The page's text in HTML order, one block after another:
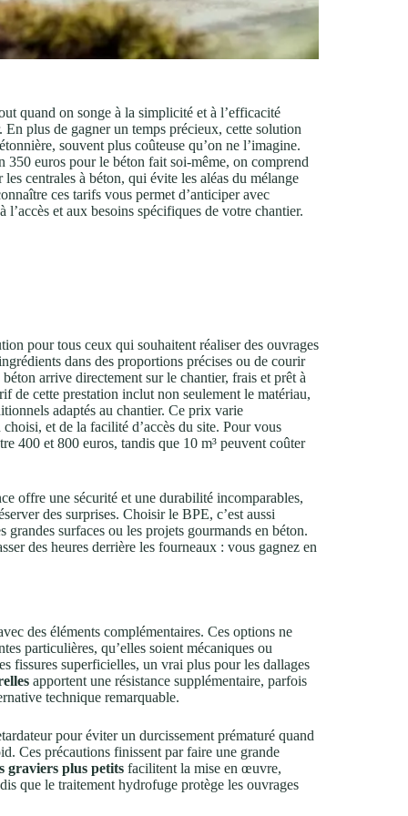
quand on songe à la simplicité et à l’efficacité
plus de gagner un temps précieux, cette solution
souvent plus coûteuse qu’on ne l’imagine.
euros pour le béton fait soi-même, on comprend
centrales à béton, qui évite les aléas du mélange
ces tarifs vous permet d’anticiper avec
et aux besoins spécifiques de votre chantier.
pour tous ceux qui souhaitent réaliser des ouvrages
dans des proportions précises ou de courir
arrive directement sur le chantier, frais et prêt à
de cette prestation inclut non seulement le matériau,
adaptés au chantier. Ce prix varie
et de la facilité d’accès du site. Pour vous
400 et 800 euros, tandis que 10 m³ peuvent coûter
offre une sécurité et une durabilité incomparables,
des surprises. Choisir le BPE, c’est aussi
surfaces ou les projets gourmands en béton.
des heures derrière les fourneaux : vous gagnez en
des éléments complémentaires. Ces options ne
particulières, qu’elles soient mécaniques ou
fissures superficielles, un vrai plus pour les dallages
apportent une résistance supplémentaire, parfois
technique remarquable.
pour éviter un durcissement prématuré quand
Ces précautions finissent par faire une grande
graviers plus petits facilitent la mise en œuvre,
que le traitement hydrofuge protège les ouvrages